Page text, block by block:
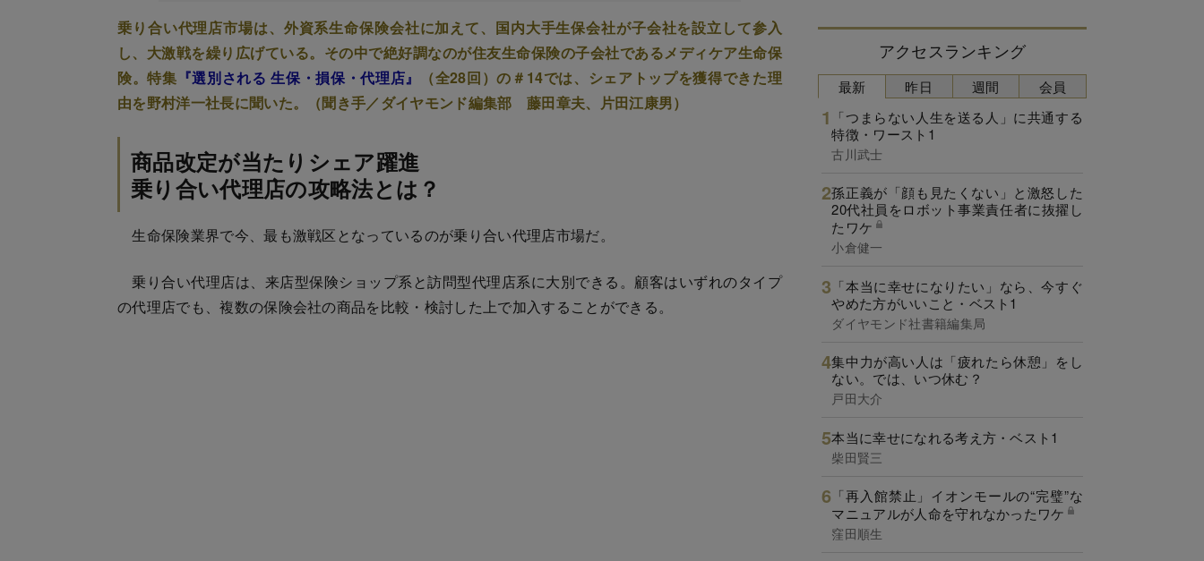
乗り合い代理店市場は、外資系生命保険会社に加えて、国内大手生保会社が子会社を設立して参入
し、大激戦を繰り広げている。その中で絶好調なのが住友生命保険の子会社であるメディケア生命保
険。特集 『選別される 生保・損保・代理店』
（全28回）の＃14では、シェアトップを獲得できた理
由を野村洋一社長に聞いた。（聞き手／ダイヤモンド編集部 藤田章夫、片田江康男）
商品改定が当たりシェア躍進
乗り合い代理店の攻略法とは？
生命保険業界で今、最も激戦区となっているのが乗り合い代理店市場だ。
乗り合い代理店は、来店型保険ショップ系と訪問型代理店系に大別できる。顧客はいずれのタイプ
の代理店でも、複数の保険会社の商品を比較・検討した上で加入することができる。
アクセスランキング
最新
「つまらない人生を送る人」に共通する
特徴・ワースト1
古川武士
孫正義が「顔も見たくない」と激怒した
20代社員をロボット事業責任者に抜擢し
たワケ
小倉健一
「本当に幸せになりたい」なら、今すぐ
やめた方がいいこと・ベスト1
ダイヤモンド社書籍編集局
集中力が高い人は「疲れたら休憩」をし
ない。では、いつ休む？
戸田大介
本当に幸せになれる考え方・ベスト1
柴田賢三
「再入館禁止」イオンモールの“完璧”な
マニュアルが人命を守れなかったワケ
窪田順生
昨日 週間 会員